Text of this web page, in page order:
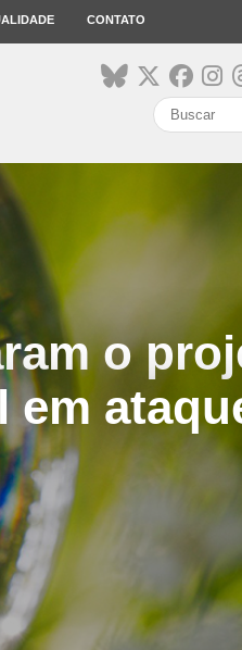
CONTATO
o